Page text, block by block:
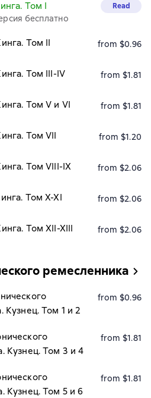
Том I
бесплатно
Read
Том II from $0.96
Том III-IV from $1.81
Том V и VI from $1.81
Том VII from $1.20
Том VIII-IX from $2.06
Том X-XI from $2.06
Том XII-XIII from $2.06
ремесленника
Кузнец. Том 1 и 2
from $0.96
Кузнец. Том 3 и 4
from $1.81
Кузнец. Том 5 и 6
from $1.81